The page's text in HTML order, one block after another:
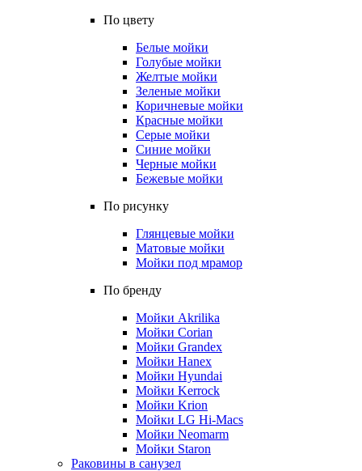
По цвету
Белые мойки
Голубые мойки
Желтые мойки
Зеленые мойки
Коричневые мойки
Красные мойки
Серые мойки
Синие мойки
Черные мойки
Бежевые мойки
По рисунку
Глянцевые мойки
Матовые мойки
Мойки под мрамор
По бренду
Мойки Akrilika
Мойки Corian
Мойки Grandex
Мойки Hanex
Мойки Hyundai
Мойки Kerrock
Мойки Krion
Мойки LG Hi-Macs
Мойки Neomarm
Мойки Staron
Раковины в санузел